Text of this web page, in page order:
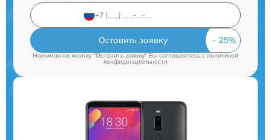
Оставить заявку
Нажимая на кнопку "Оставить заявку" Вы соглашаетесь cполитикой
конфиденциальности